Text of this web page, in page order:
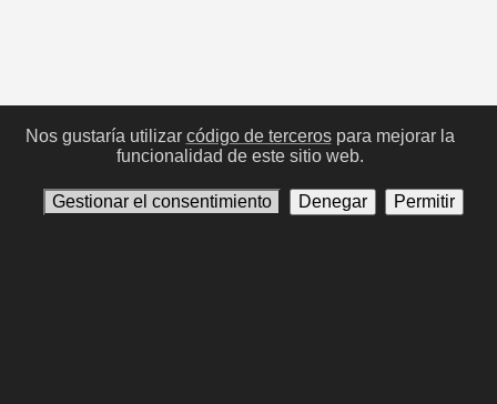
Nos gustaría utilizar código de tercerospara mejorar la
funcionalidad de este sitio web.
Gestionar el consentimiento Denegar Permitir